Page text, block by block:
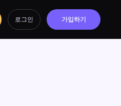
로그인 가입하기